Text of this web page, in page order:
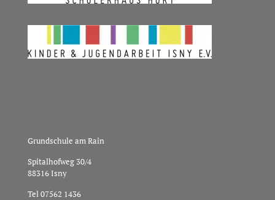
Grundschule am Rain
Spitalhofweg 30/4
88316 Isny
Tel07562 1436